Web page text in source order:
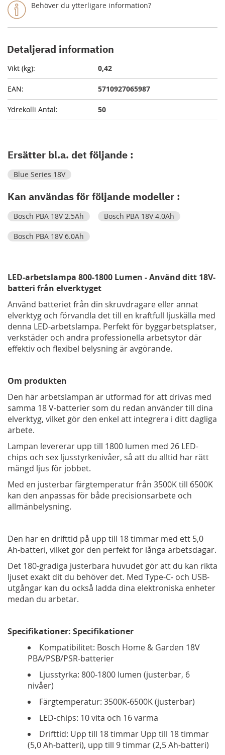
Behöver du ytterligare information?
Detaljerad information
0,42
5710927065987
50
Ersätter bl.a. det följande :
Blue Series 18V
Kan användas för följande modeller :
Bosch PBA 18V 2.5Ah Bosch PBA 18V 4.0Ah
Bosch PBA 18V 6.0Ah
LED-arbetslampa 800-1800 Lumen - Använd ditt 18V-
batteri från elverktyget
Använd batteriet från din skruvdragare eller annat
elverktyg och förvandla det till en kraftfull ljuskälla med
denna LED-arbetslampa. Perfekt för byggarbetsplatser,
verkstäder och andra professionella arbetsytor där
effektiv och flexibel belysning är avgörande.
Om produkten
Den här arbetslampan är utformad för att drivas med
samma 18 V-batterier som du redan använder till dina
elverktyg, vilket gör den enkel att integrera i ditt dagliga
arbete.
Lampan levererar upp till 1800 lumen med 26 LED-
chips och sex ljusstyrkenivåer, så att du alltid har rätt
mängd ljus för jobbet.
Med en justerbar färgtemperatur från 3500K till 6500K
kan den anpassas för både precisionsarbete och
allmänbelysning.
Den har en drifttid på upp till 18 timmar med ett 5,0
Ah-batteri, vilket gör den perfekt för långa arbetsdagar.
Det 180-gradiga justerbara huvudet gör att du kan rikta
ljuset exakt dit du behöver det. Med Type-C- och USB-
utgångar kan du också ladda dina elektroniska enheter
medan du arbetar.
Specifikationer: Specifikationer
Kompatibilitet: Bosch Home & Garden 18V
PBA/PSB/PSR-batterier
Ljusstyrka: 800-1800 lumen (justerbar, 6
nivåer)
Färgtemperatur: 3500K-6500K (justerbar)
LED-chips: 10 vita och 16 varma
Drifttid: Upp till 18 timmar Upp till 18 timmar
(5,0 Ah-batteri), upp till 9 timmar (2,5 Ah-batteri)